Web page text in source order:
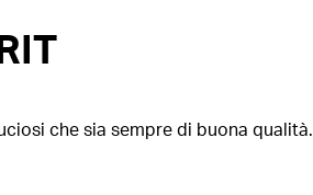
che sia sempre di buona qualità.